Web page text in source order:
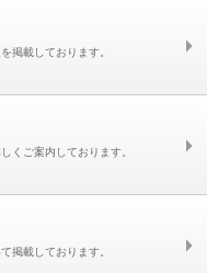
掲載しております。
くご案内しております。
掲載しております。